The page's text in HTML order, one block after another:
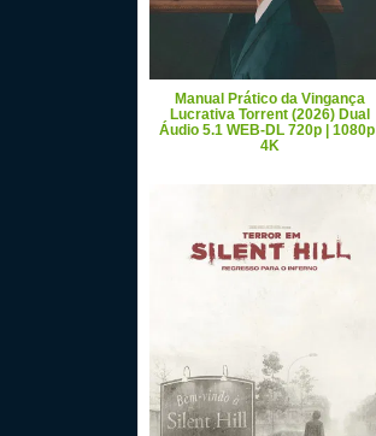
Manual Prático da Vingança
Lucrativa Torrent (2026) Dual
Áudio 5.1 WEB-DL 720p | 1080p |
4K